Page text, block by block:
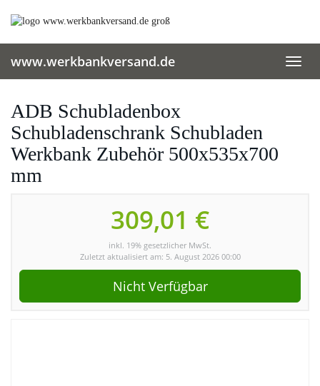
www.werkbankversand.de
ADB Schubladenbox
Schubladenschrank Schubladen
Werkbank Zubehör 500x535x700
mm
309,01 €
inkl. 19% gesetzlicher MwSt.
Zuletzt aktualisiert am: 5. August 2026 00:00
Nicht Verfügbar